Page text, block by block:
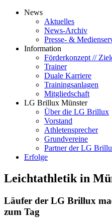
News
Aktuelles
News-Archiv
Presse- &
Information
Förderkonzept //
Trainer
Duale Karriere
Trainingsanlagen
Mitgliedschaft
LG Brillux Münster
Über die LG Brillux
Vorstand
Athletensprecher
Grundvereine
Partner der LG
Erfolge
Leichtathletik in
Läufer der LG Brillux
zum Tag